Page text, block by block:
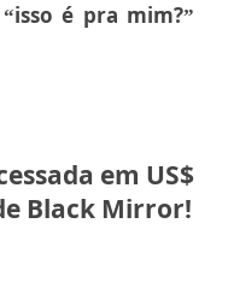
“isso é pra mim?”
em US$
Black Mirror!